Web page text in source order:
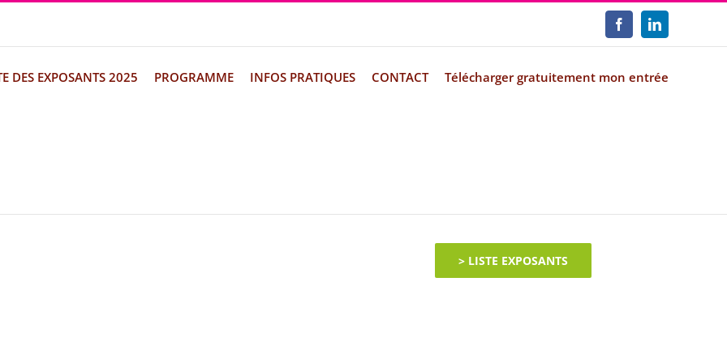
FacebookLinkedIn
DES EXPOSANTS 2025 PROGRAMME INFOS PRATIQUES CONTACT Télécharger gratuitement mon entrée
> LISTE EXPOSANTS